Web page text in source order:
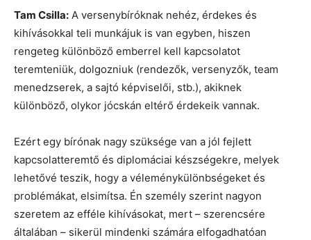
Tam Csilla: A versenybíróknak nehéz, érdekes és
kihívásokkal teli munkájuk is van egyben, hiszen
rengeteg különböző emberrel kell kapcsolatot
teremteniük, dolgozniuk (rendezők, versenyzők, team
menedzserek, a sajtó képviselői, stb.), akiknek
különböző, olykor jócskán eltérő érdekeik vannak.
Ezért egy bírónak nagy szüksége van a jól fejlett
kapcsolatteremtő és diplomáciai készségekre, melyek
lehetővé teszik, hogy a véleménykülönbségeket és
problémákat, elsimítsa. Én személy szerint nagyon
szeretem az efféle kihívásokat, mert – szerencsére
általában – sikerül mindenki számára elfogadhatóan